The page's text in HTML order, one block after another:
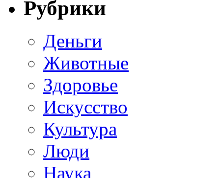
Рубрики
Деньги
Животные
Здоровье
Искусство
Культура
Люди
Наука